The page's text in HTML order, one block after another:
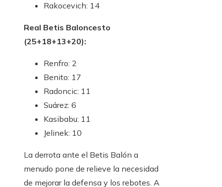
Rakocevich: 14
Real Betis Baloncesto
(25+18+13+20):
Renfro: 2
Benito: 17
Radoncic: 11
Suárez: 6
Kasibabu: 11
Jelinek: 10
La derrota ante el Betis Balón a
menudo pone de relieve la necesidad
de mejorar la defensa y los rebotes. A